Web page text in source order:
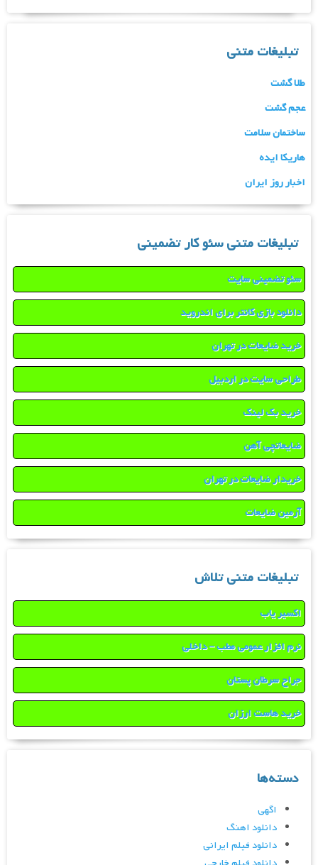
تبلیغات متنی
طلا گشت
عجم گشت
ساختمان سلامت
هاریکا ایده
اخبار روز ایران
تبلیغات متنی سئو کار تضمینی
سئو تضمینی سایت
دانلود بازی کانتر برای اندروید
خرید ضایعات در تهران
طراحی سایت در اردبیل
خرید بک لینک
ضایعاتچی آهن
خریدار ضایعات در تهران
آرمین ضایعات
تبلیغات متنی تلاش
اکسیر یاب
نرم افزار عمومی مطب – داخلی
جراح سرطان پستان
خرید هاست ارزان
دسته‌ها
اگهی
دانلود اهنگ
دانلود فیلم ایرانی